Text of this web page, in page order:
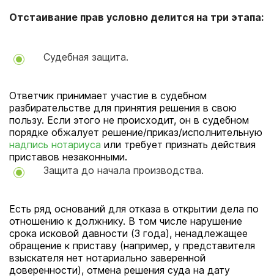
Отстаивание прав условно делится на три этапа:
Судебная защита.
Ответчик принимает участие в судебном
разбирательстве для принятия решения в свою
пользу. Если этого не происходит, он в судебном
порядке обжалует решение/приказ/исполнительную
надпись нотариуса или требует признать действия
приставов незаконными.
Защита до начала производства.
Есть ряд оснований для отказа в открытии дела по
отношению к должнику. В том числе нарушение
срока исковой давности (3 года), ненадлежащее
обращение к приставу (например, у представителя
взыскателя нет нотариально заверенной
доверенности), отмена решения суда на дату